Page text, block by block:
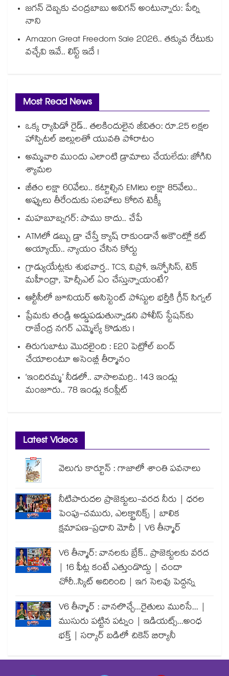
జగన్ దెబ్బకు చంద్రబాబు అవిగన్ అంటున్నారు: పేర్ని
నాని
Amazon Great Freedom Sale 2026.. తక్కువ రేటుకు
వచ్చేవి ఇవే.. లిస్ట్ ఇదే !
Most Read News
ఒక్క ర్యాపిడో రైడ్.. తలకిందులైన జీవితం: రూ.25 లక్షల
హాస్పిటల్ బిల్లులతో యువతి పోరాటం
అమ్మవారి ముందు ఎలాంటి డ్రామాలు చేయలేదు: జోగిని
శ్యామల
జీతం లక్షా 60వేలు.. కట్టాల్సిన EMIలు లక్షా 85వేలు..
అప్పులు తీరేందుకు సలహాలు కోరిన టెక్కీ
మహబూబ్నగర్: పాము కాదు.. చేపే
ATMలో డబ్బు డ్రా చేస్తే క్యాష్ రాకుండానే అకౌంట్లో కట్
అయ్యాయ్.. న్యాయం చేసిన కోర్టు
గ్రాడ్యుయేట్లకు శుభవార్త.. TCS, విప్రో, ఇన్ఫోసిస్, టెక్
మహీంద్రా, హెచ్సీఎల్ ఏం చేస్తున్నాయంటే?
ఆర్టీసీలో జూనియర్ అసిస్టెంట్‌‌ పోస్టుల భర్తీకి గ్రీన్‌‌ సిగ్నల్
ప్రేమకు తండ్రి అడ్డుపడుతున్నాడని పోలీస్ స్టేషన్⁪కు
రాజేంద్ర నగర్ ఎమ్మెల్యే కొడుకు !
తిరుగుబాటు మొదలైంది : E20 పెట్రోల్ బంద్
చేయాలంటూ అసెంబ్లీ తీర్మానం
‘ఇందిరమ్మ’ నీడలో.. వాసాలమర్రి.. 143 ఇండ్లు
మంజూరు.. 78 ఇండ్లు కంప్లీట్
Latest Videos
వెలుగు కార్టూన్ : గాజాలో శాంతి పవనాలు
నీటిపారుదల ప్రాజెక్టులు-వరద నీరు | ధరల
పెంపు-చమురు, ఎలక్ట్రానిక్స్ | బాలిక
క్షమాపణ-ప్రధాని మోదీ | V6 తీన్మార్
V6 తీన్మార్: వానలకు బ్రేక్.. ప్రాజెక్టులకు వరద
| 16 ఫీట్ల కంటే ఎత్తుండొద్దు | చందా
చోరీ..స్కిట్ అదిరింది | ఇగ సెలవు పెద్దన్న
V6 తీన్మార్ : వానలొచ్చే...రైతులు మురిసే... |
ముసురు పట్టిన పట్నం | ఇడియట్స్...అంధ
భక్త్ | సర్కార్ బడిలో చికెన్ బిర్యానీ